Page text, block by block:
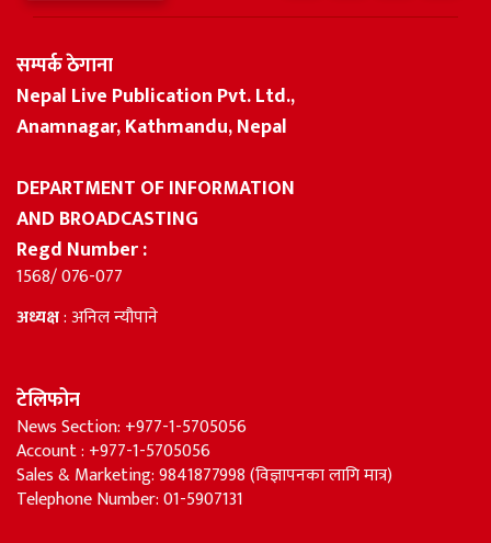
सम्पर्क ठेगाना
Nepal Live Publication Pvt. Ltd.,
Anamnagar, Kathmandu, Nepal
DEPARTMENT OF INFORMATION
AND BROADCASTING
Regd Number :
1568/ 076-077
अध्यक्ष: अनिल न्यौपाने
टेलिफोन
News Section: +977-1-5705056
Account : +977-1-5705056
Sales & Marketing: 9841877998 (विज्ञापनका लागि मात्र)
Telephone Number: 01-5907131